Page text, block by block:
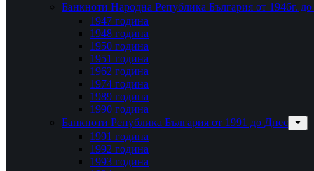
Банкноти Народна Република България от 1946г. до
1947 година
1948 година
1950 година
1951 година
1962 година
1974 година
1989 година
1990 година
Банкноти Република България от 1991 до Днес
1991 година
1992 година
1993 година